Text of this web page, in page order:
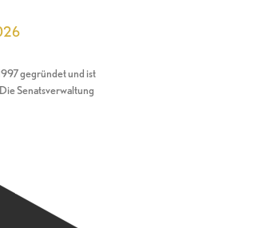
gegründet und ist
Senatsverwaltung